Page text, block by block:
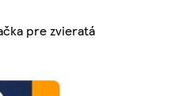
pre zvieratá